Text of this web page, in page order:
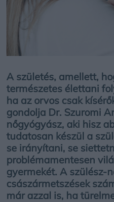
A születés, amellett,
természetes élettani
ha az orvos csak
gondolja Dr. Szuromi
nőgyógyász, aki hisz
tudatosan készül a
se irányítani, se
problémamentesen
gyermekét. A szülész-
császármetszések
már azzal is, ha